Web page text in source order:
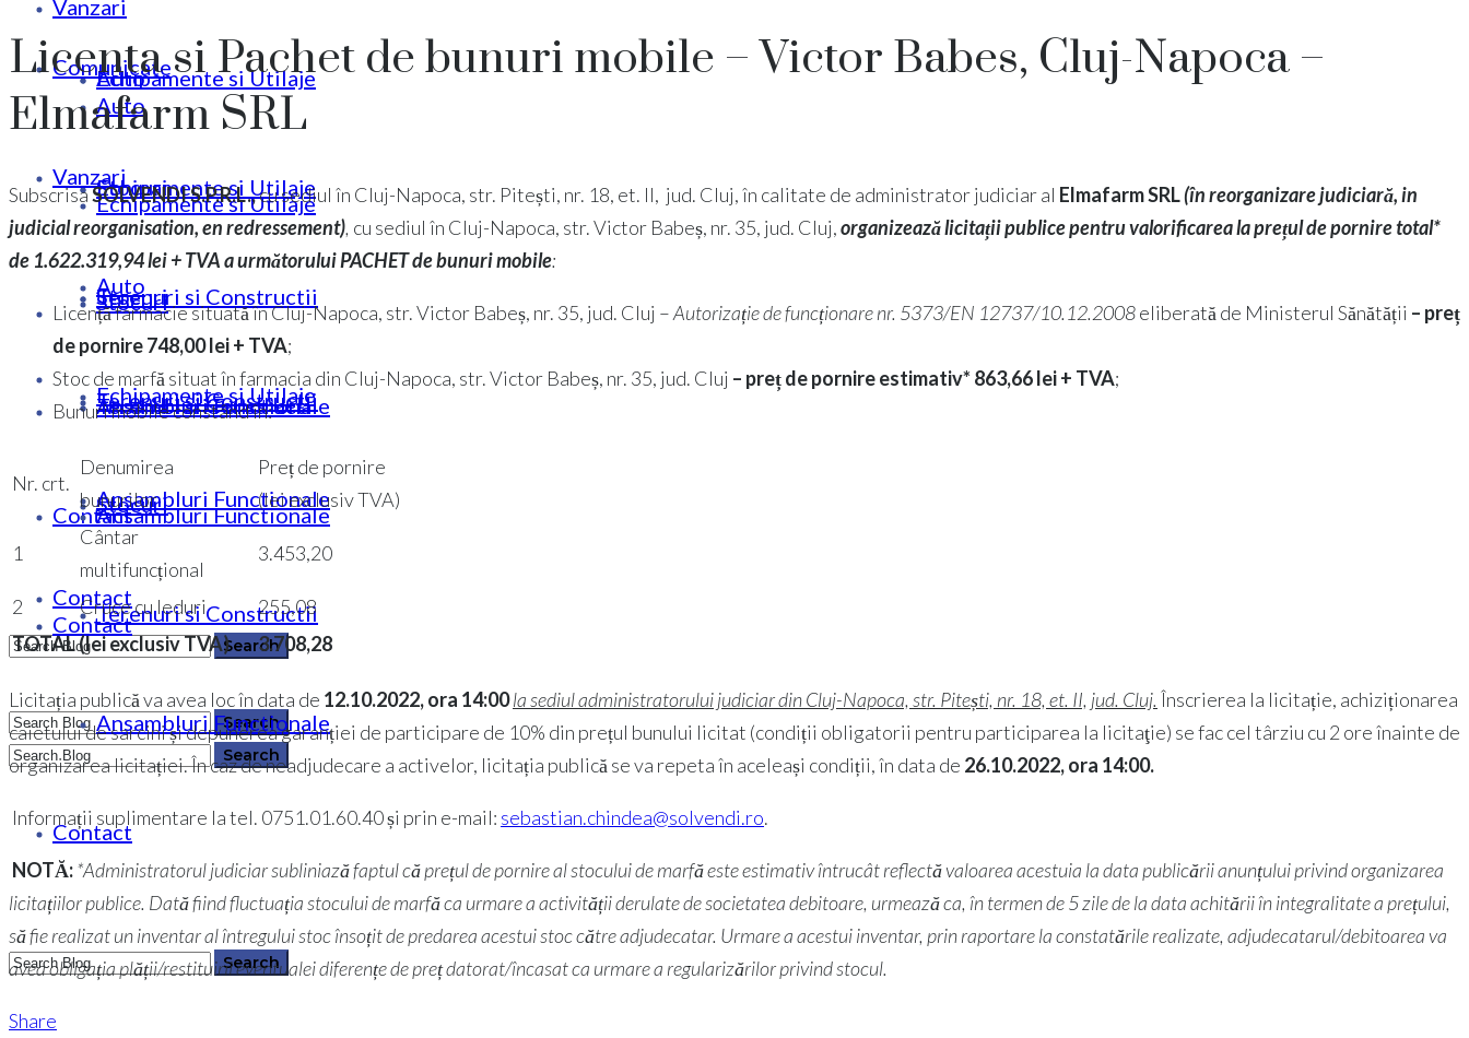
Echipamente si Utilaje
Stocuri
Terenuri si Constructii
Ansambluri Functionale
Contact
0364 146 512
Auto
Echipamente si Utilaje
Stocuri
Terenuri si Constructii
Ansambluri Functionale
Contact
Vanzari
Auto
Echipamente si Utilaje
Stocuri
Terenuri si Constructii
Ansambluri Functionale
Contact
0364 146 512
Comunicate
Vanzari
Auto
Echipamente si Utilaje
Stocuri
Terenuri si Constructii
Ansambluri Functionale
Contact
Licenta si Pachet de bunuri mobile – Victor Babes, Cluj-Napoca –
Elmafarm SRL
SubscrisaSOLVENDI S.P.R.L.,cu sediul în Cluj-Napoca, str. Pitești, nr. 18, et. II, jud. Cluj, în calitate de administrator judiciar al Elmafarm SRL(în reorganizare judiciară, in
judicial reorganisation, en redressement), cu sediul în Cluj-Napoca, str. Victor Babeș, nr. 35, jud. Cluj,organizează licitații publice pentru valorificarea la prețul de pornire total*
de 1.622.319,94 lei + TVA a următorului PACHET de bunuri mobile:
Licență farmacie situată în Cluj-Napoca, str. Victor Babeș, nr. 35, jud. Cluj –Autorizație de funcționare nr. 5373/EN 12737/10.12.2008eliberată de Ministerul Sănătății – preț
de pornire748,00lei + TVA;
Stoc de marfă situat în farmacia din Cluj-Napoca, str. Victor Babeș, nr. 35, jud. Cluj – preț de pornire estimativ* 863,66 lei+ TVA;
Bunuri mobile constând în:
Nr. crt.
Denumirea
bunurilor
Preț de pornire
(lei exclusiv TVA)
1
Cântar
multifuncțional
3.453,20
2 Cruce cu leduri
255,08
TOTAL (lei exclusiv TVA)
3.708,28
Licitația publică va avea loc în data de 12.10.2022, ora 14:00la sediul administratorului judiciar din Cluj-Napoca, str. Pitești, nr. 18, et. II, jud. Cluj. Înscrierea la licitație, achiziționarea
caietului de sarcini și depunerea garanției de participare de 10% din prețul bunului licitat (condiții obligatorii pentru participarea la licitaţie) se fac cel târziu cu 2 ore înainte de
organizarea licitației. În caz de neadjudecare a activelor, licitația publică se va repeta în aceleași condiții, în data de 26.10.2022, ora 14:00.
Informații suplimentare la tel. 0751.01.60.40 și prin e-mail: sebastian.chindea@solvendi.ro.
NOTĂ:*Administratorul judiciar subliniază faptul că prețul de pornire al stocului de marfă este estimativ întrucât reflectă valoarea acestuia la data publicării anunțului privind organizarea
licitațiilor publice. Dată fiind fluctuația stocului de marfă ca urmare a activității derulate de societatea debitoare, urmează ca, în termen de 5 zile de la data achitării în integralitate a prețului,
să fie realizat un inventar al întregului stoc însoțit de predarea acestui stoc către adjudecatar. Urmare a acestui inventar, prin raportare la constatările realizate, adjudecatarul/debitoarea va
avea obligația plății/restituirii eventualei diferențe de preț datorat/încasat ca urmare a regularizărilor privind stocul.
Share